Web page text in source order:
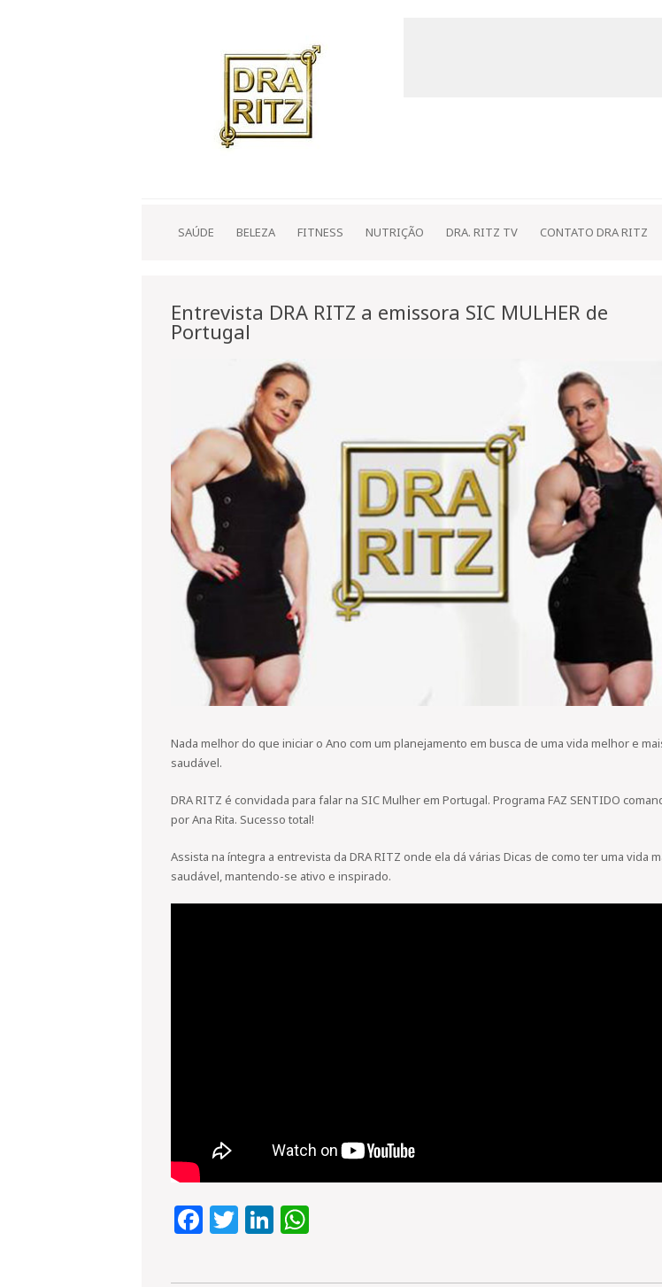
SAÚDE BELEZA FITNESS NUTRIÇÃO DRA. RITZ TV CONTATO DRA RITZ
Entrevista DRA RITZ a emissora SIC MULHER de
Portugal
Nada melhor do que iniciar o Ano com um planejamento em busca de uma vida melhor e
saudável.
DRA RITZ é convidada para falar na SIC Mulher em Portugal. Programa FAZ SENTIDO
por Ana Rita. Sucesso total!
Assista na íntegra a entrevista da DRA RITZ onde ela dá várias Dicas de como ter uma vida
saudável, mantendo-se ativo e inspirado.
Facebook
TwitterLinkedIn